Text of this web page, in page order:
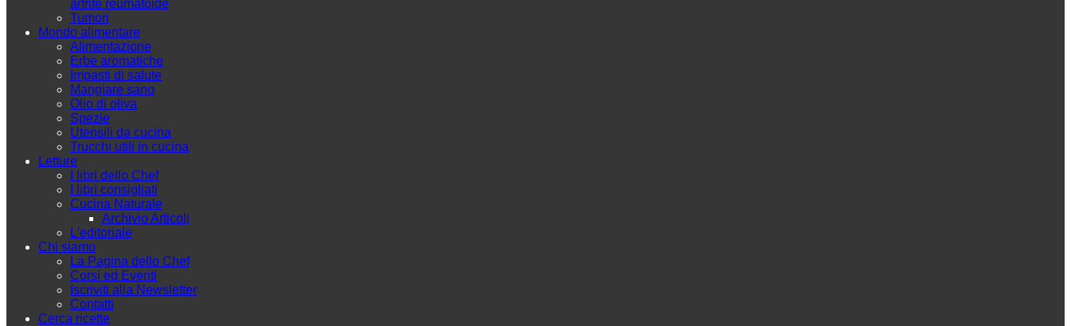
artrite reumatoide
Tumori
Mondo alimentare
Alimentazione
Erbe aromatiche
Impasti di salute
Mangiare sano
Olio di oliva
Spezie
Utensili da cucina
Trucchi utili in cucina
Letture
I libri dello Chef
I libri consigliati
Cucina Naturale
Archivio Articoli
L'editoriale
Chi siamo
La Pagina dello Chef
Corsi ed Eventi
Iscriviti alla Newsletter
Contatti
Cerca ricette